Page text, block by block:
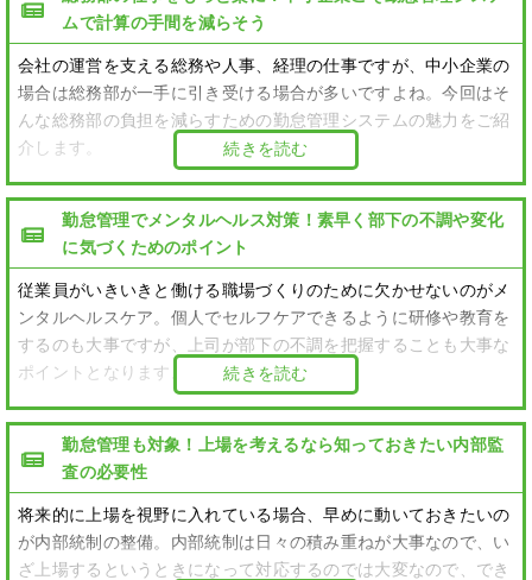
ムで計算の手間を減らそう
会社の運営を支える総務や人事、経理の仕事ですが、中小企業の
場合は総務部が一手に引き受ける場合が多いですよね。今回はそ
んな総務部の負担を減らすための勤怠管理システムの魅力をご紹
介します。
続きを読む
勤怠管理でメンタルヘルス対策！素早く部下の不調や変化
に気づくためのポイント
従業員がいきいきと働ける職場づくりのために欠かせないのがメ
ンタルヘルスケア。個人でセルフケアできるように研修や教育を
するのも大事ですが、上司が部下の不調を把握することも大事な
ポイントとなります。
続きを読む
勤怠管理も対象！上場を考えるなら知っておきたい内部監
査の必要性
将来的に上場を視野に入れている場合、早めに動いておきたいの
が内部統制の整備。内部統制は日々の積み重ねが大事なので、い
ざ上場するというときになって対応するのでは大変なので、でき